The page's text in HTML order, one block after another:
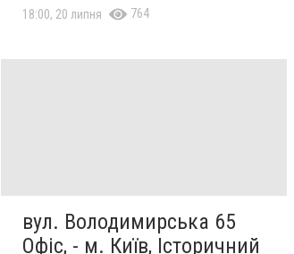
18:00, 20 липня 764
вул. Володимирська 65
Офіс, - м. Київ, Історичний